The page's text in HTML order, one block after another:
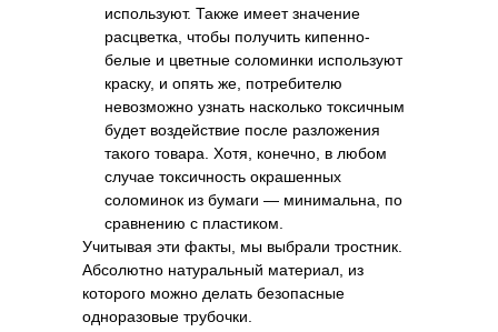
используют. Также имеет значение
расцветка, чтобы получить кипенно-
белые и цветные соломинки используют
краску, и опять же, потребителю
невозможно узнать насколько токсичным
будет воздействие после разложения
такого товара. Хотя, конечно, в любом
случае токсичность окрашенных
соломинок из бумаги — минимальна, по
сравнению с пластиком.
Учитывая эти факты, мы выбрали тростник.
Абсолютно натуральный материал, из
которого можно делать безопасные
одноразовые трубочки.